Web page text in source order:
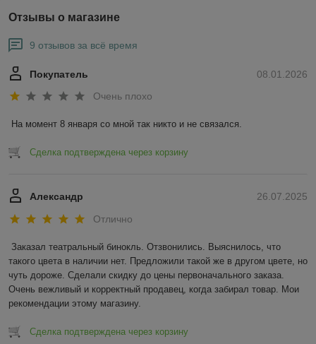
Отзывы о магазине
9 отзывов за всё время
08.01.2026
Покупатель
Очень плохо
На момент 8 января со мной так никто и не связался.
Сделка подтверждена через корзину
26.07.2025
Александр
Отлично
Заказал театральный бинокль. Отзвонились. Выяснилось, что
такого цвета в наличии нет. Предложили такой же в другом цвете, но
чуть дороже. Сделали скидку до цены первоначального заказа.
Очень вежливый и корректный продавец, когда забирал товар. Мои
рекомендации этому магазину.
Сделка подтверждена через корзину